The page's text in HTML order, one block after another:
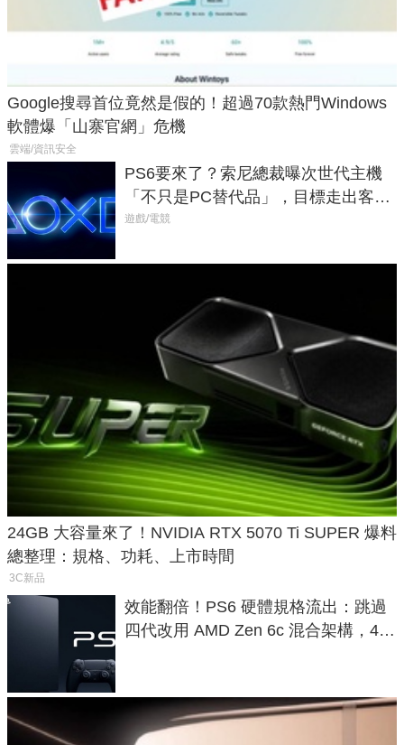
Google搜尋首位竟然是假的！超過70款熱門Windows
軟體爆「山寨官網」危機
雲端/資訊安全
PS6要來了？索尼總裁曝次世代主機
「不只是PC替代品」，目標走出客
廳、進軍電競桌面
遊戲/電競
24GB 大容量來了！NVIDIA RTX 5070 Ti SUPER 爆料
總整理：規格、功耗、上市時間
3C新品
效能翻倍！PS6 硬體規格流出：跳過
四代改用 AMD Zen 6c 混合架構，4K